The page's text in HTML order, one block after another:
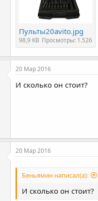
Пульты20avito.jpg
98,9 KB Просмотры: 1.526
20 Мар 2016
И сколько он стоит?
20 Мар 2016
Беньямин написал(а):
И сколько он стоит?